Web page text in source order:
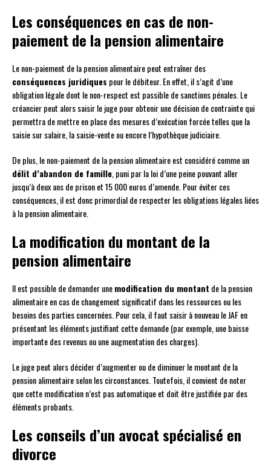
Les conséquences en cas de non-
paiement de la pension alimentaire
Le non-paiement de la pension alimentaire peut entraîner des
conséquences juridiques pour le débiteur. En effet, il s’agit d’une
obligation légale dont le non-respect est passible de sanctions pénales. Le
créancier peut alors saisir le juge pour obtenir une décision de contrainte qui
permettra de mettre en place des mesures d’exécution forcée telles que la
saisie sur salaire, la saisie-vente ou encore l’hypothèque judiciaire.
De plus, le non-paiement de la pension alimentaire est considéré comme un
délit d’abandon de famille , puni par la loi d’une peine pouvant aller
jusqu’à deux ans de prison et 15 000 euros d’amende. Pour éviter ces
conséquences, il est donc primordial de respecter les obligations légales liées
à la pension alimentaire.
La modification du montant de la
pension alimentaire
Il est possible de demander unemodification du montant de la pension
alimentaire en cas de changement significatif dans les ressources ou les
besoins des parties concernées. Pour cela, il faut saisir à nouveau le JAF en
présentant les éléments justifiant cette demande (par exemple, une baisse
importante des revenus ou une augmentation des charges).
Le juge peut alors décider d’augmenter ou de diminuer le montant de la
pension alimentaire selon les circonstances. Toutefois, il convient de noter
que cette modification n’est pas automatique et doit être justifiée par des
éléments probants.
Les conseils d’un avocat spécialisé en
divorce